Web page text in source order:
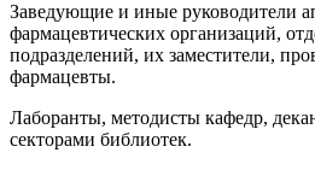
Заведующие и иные руководители
фармацевтических организаций,
подразделений, их заместители,
фармацевты.
Лаборанты, методисты кафедр,
секторами библиотек.